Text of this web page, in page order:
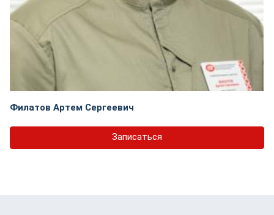
Филатов Артем Сергеевич
Записаться